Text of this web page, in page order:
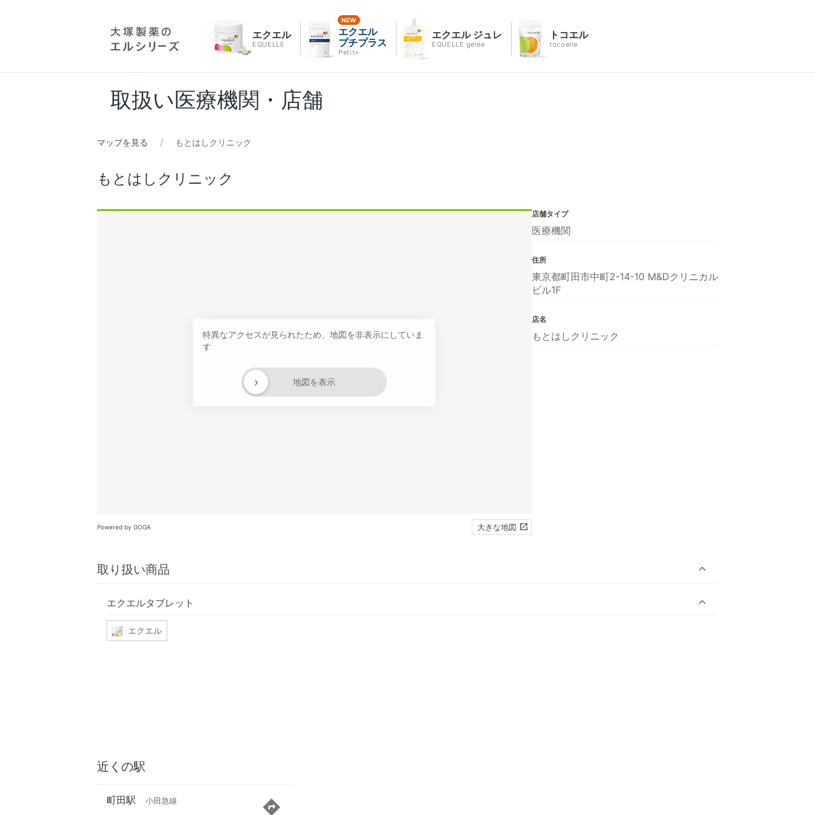
エクエル
EQUELLE
エクエル
プチプラス
Petit+
エクエル ジュレ
EQUELLE gelée
トコエル
tocoelle
取扱い医療機関・店舗
マップを見る もとはしクリニック
もとはしクリニック
特異なアクセスが見られたため、地図を非表示にしていま
す
地図を表示
›
Powered by GOGA 大きな地図
取り扱い商品
エクエルタブレット
エクエル
店舗タイプ
医療機関
住所
東京都町田市中町2-14-10 M&Dクリニカル
ビル1F
店名
もとはしクリニック
近くの駅
町田駅 小田急線